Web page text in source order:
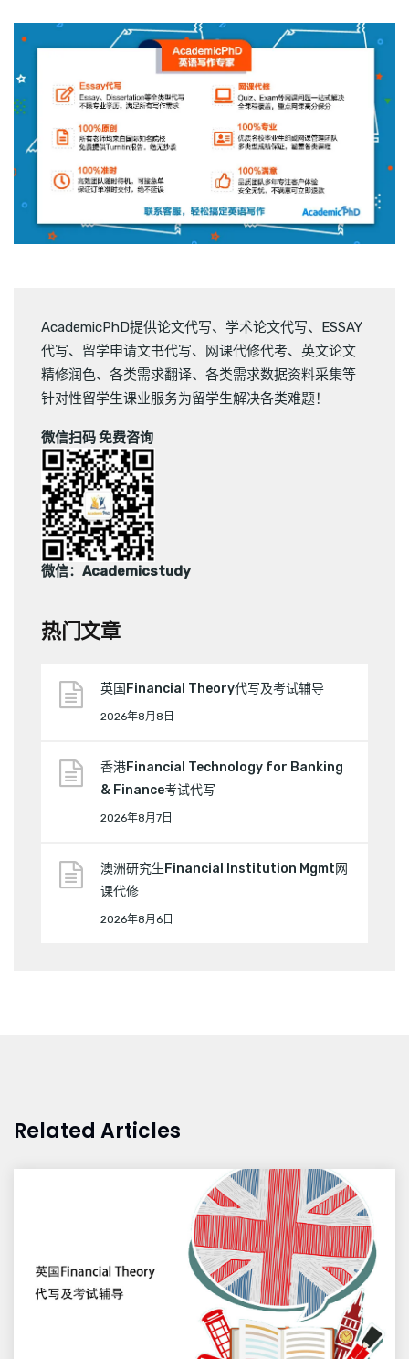
AcademicPhD提供论文代写、 学术论文代写、 ESSAY
代写、 留学申请文书代写、 网课代修代考、 英文论文
精修润色、 各类需求翻译、 各类需求数据资料采集等
针对性留学生课业服务为留学生解决各类难题！
微信扫码 免费咨询
微信：Academicstudy
热门文章
英国Financial Theory代写及考试辅导
2026年8月8日
香港Financial Technology for Banking
& Finance考试代写
2026年8月7日
澳洲研究生Financial Institution Mgmt网
课代修
2026年8月6日
Related Articles